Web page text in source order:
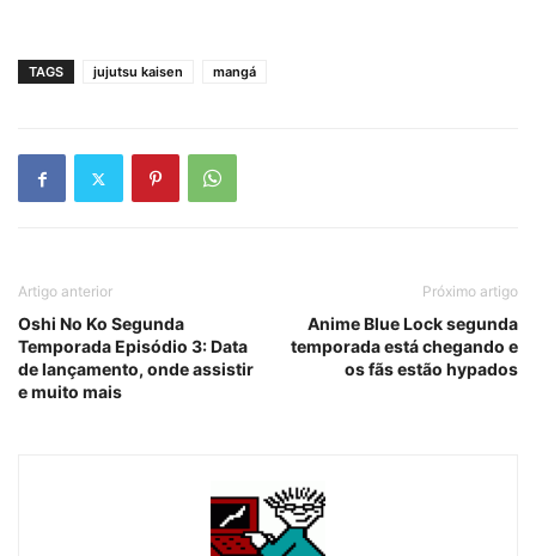
TAGS jujutsu kaisen mangá
Artigo anterior
Oshi No Ko Segunda
Temporada Episódio 3: Data
de lançamento, onde assistir
e muito mais
Próximo artigo
Anime Blue Lock segunda
temporada está chegando e
os fãs estão hypados